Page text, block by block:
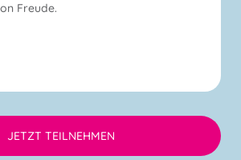
Freude.
JETZT TEILNEHMEN